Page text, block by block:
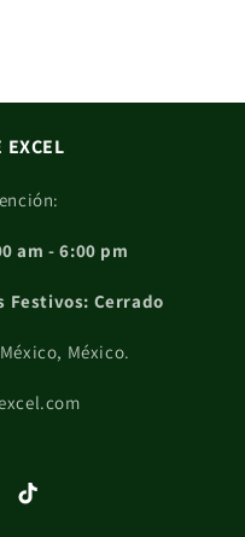
EXCEL
am - 6:00 pm
Festivos: Cerrado
México.
TikTok